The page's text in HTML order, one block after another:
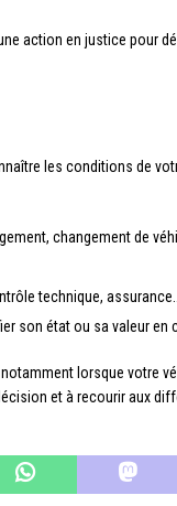
action en justice pour
les conditions de
changement de
technique,
son état ou sa valeur en
lorsque votre
et à recourir aux